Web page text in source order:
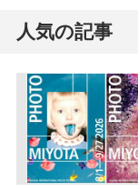
人気の記事